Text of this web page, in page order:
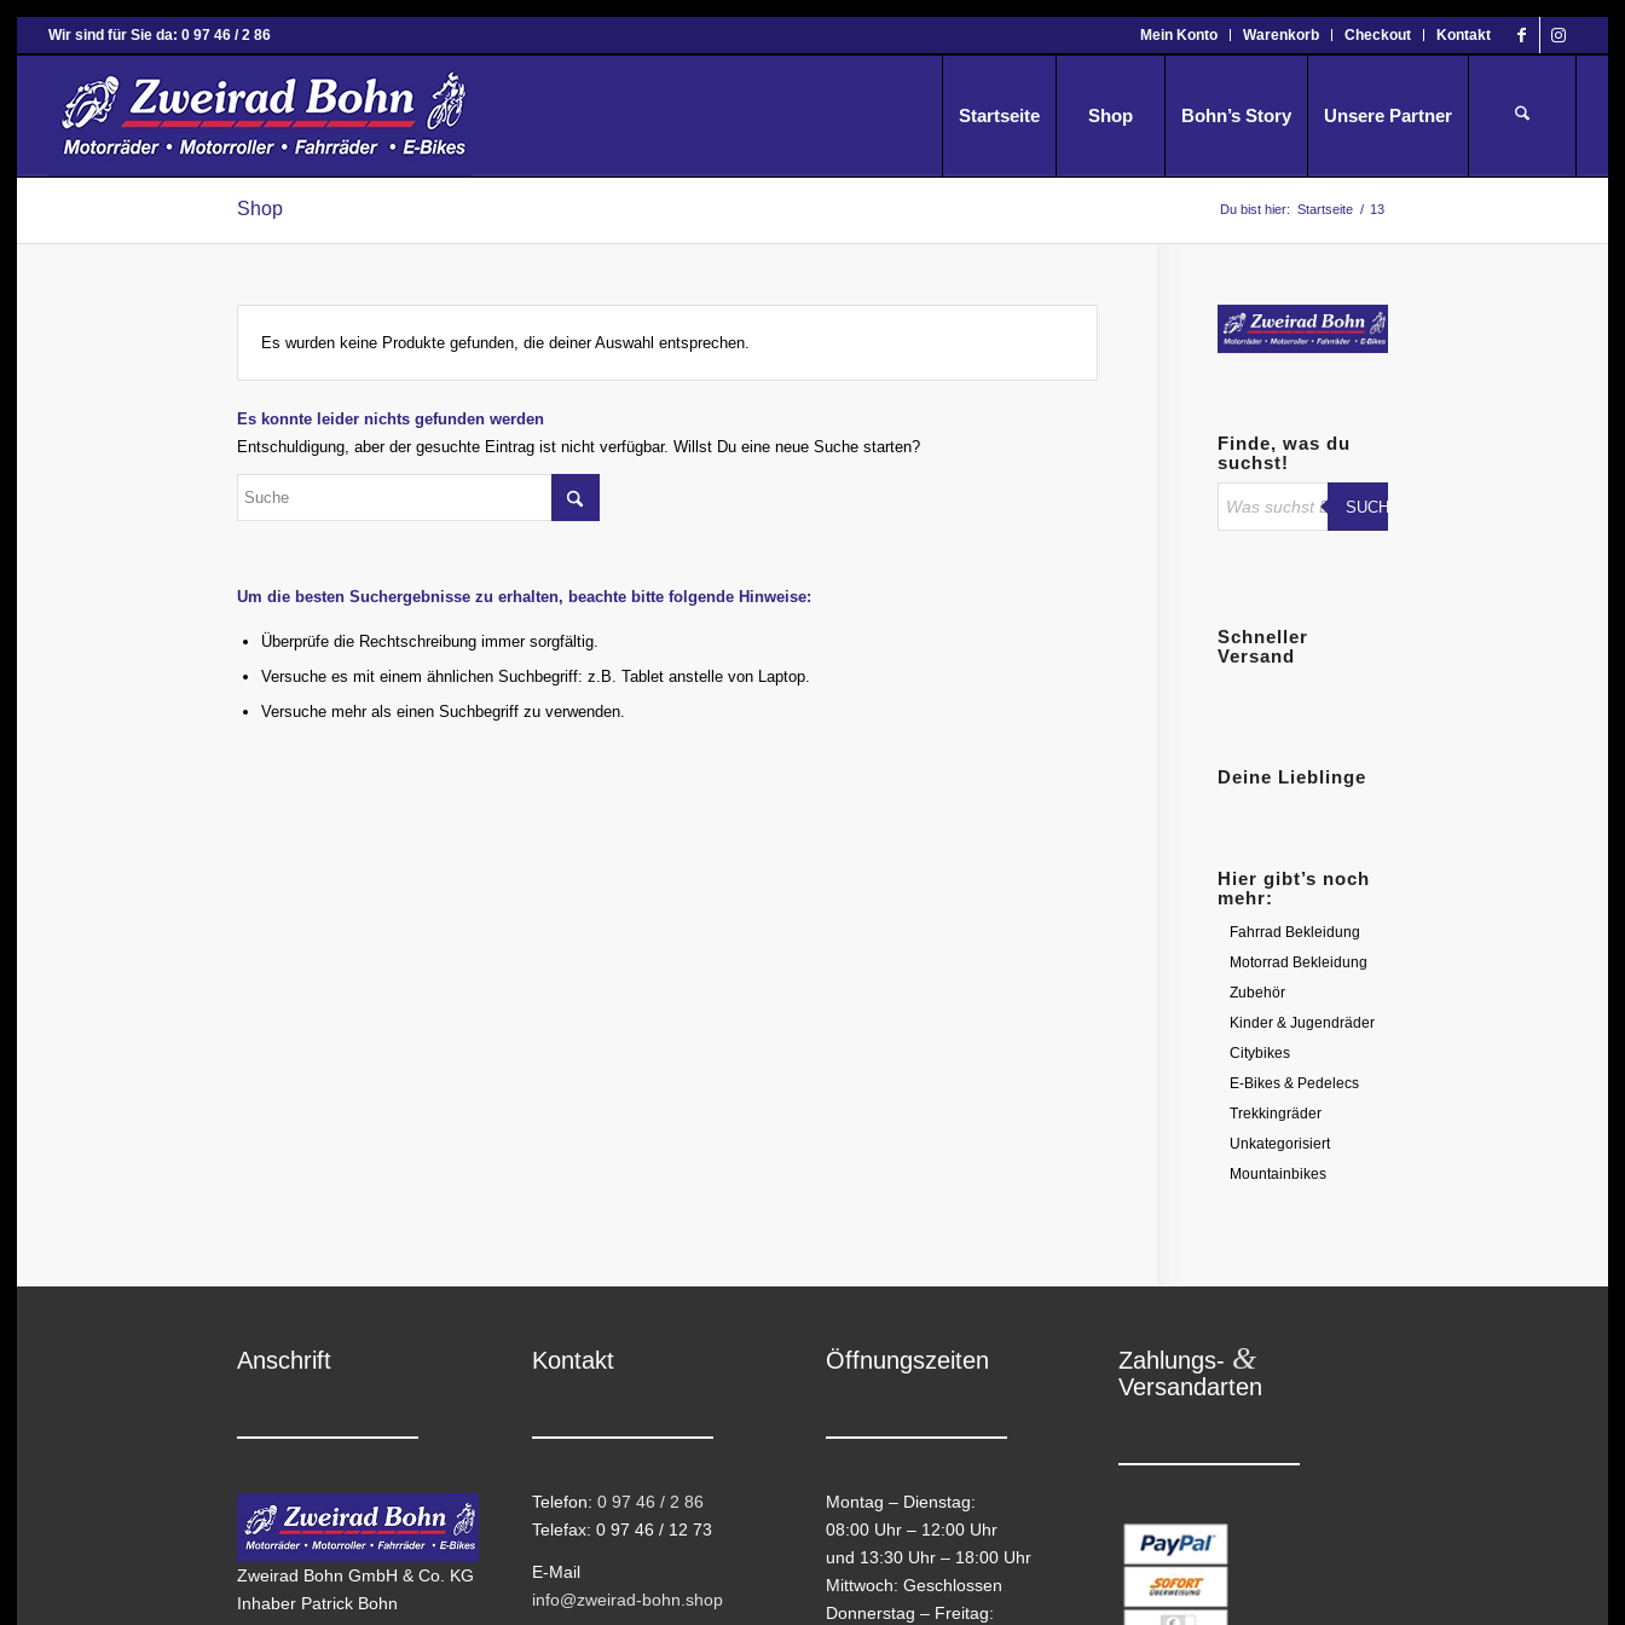
Mein Konto Warenkorb Checkout Kontakt
Wir sind für Sie da: 0 97 46 / 2 86
Startseite Shop Bohn’s Story Unsere Partner
Shop Du bist hier: Startseite / 13
Es wurden keine Produkte gefunden, die deiner Auswahl entsprechen.
Es konnte leider nichts gefunden werden
Entschuldigung, aber der gesuchte Eintrag ist nicht verfügbar. Willst Du eine neue Suche starten?
Um die besten Suchergebnisse zu erhalten, beachte bitte folgende Hinweise:
Überprüfe die Rechtschreibung immer sorgfältig.
Versuche es mit einem ähnlichen Suchbegriff: z.B. Tablet anstelle von Laptop.
Versuche mehr als einen Suchbegriff zu verwenden.
Finde, was du
suchst!
SUCHE STARTEN
Schneller
Versand
Deine Lieblinge
Hier gibt’s noch
mehr:
Fahrrad Bekleidung
Motorrad Bekleidung
Zubehör
Kinder & Jugendräder
Citybikes
E-Bikes & Pedelecs
Trekkingräder
Unkategorisiert
Mountainbikes
Anschrift
Zweirad Bohn GmbH & Co. KG
Inhaber Patrick Bohn
Kontakt
Telefon: 0 97 46 / 2 86
Telefax: 0 97 46 / 12 73
E-Mail
info@zweirad-bohn.shop
Öffnungszeiten
Montag – Dienstag:
08:00 Uhr – 12:00 Uhr
und 13:30 Uhr – 18:00 Uhr
Mittwoch: Geschlossen
Donnerstag – Freitag:
Zahlungs- &
Versandarten